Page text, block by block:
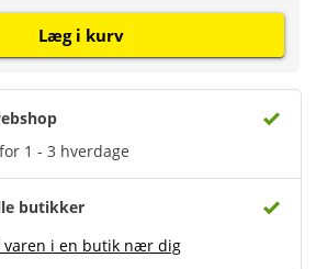
1 - 3 hverdage
butikker
varen i en butik nær dig
Læg i kurv